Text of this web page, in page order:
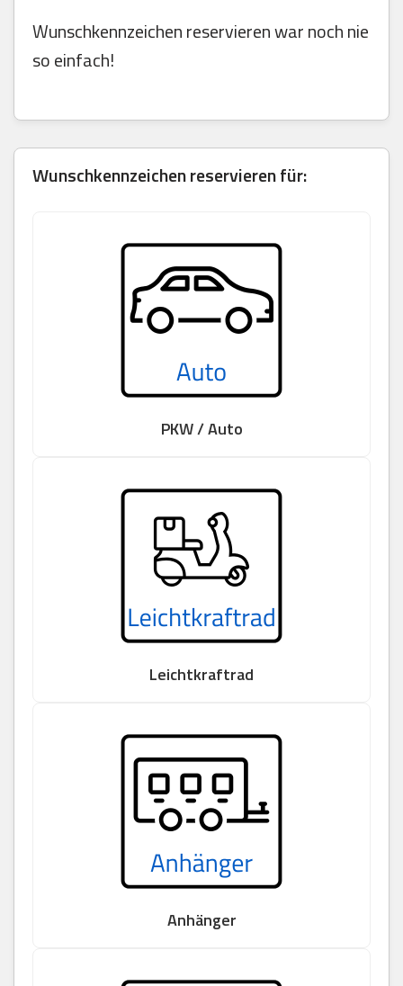
Wunschkennzeichen reservieren war noch nie
so einfach!
Wunschkennzeichen reservieren für:
PKW / Auto
Leichtkraftrad
Anhänger